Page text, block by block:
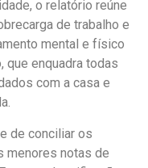
o relatório reúne
de trabalho e
mental e físico
que enquadra todas
com a casa e
de conciliar os
menores notas de